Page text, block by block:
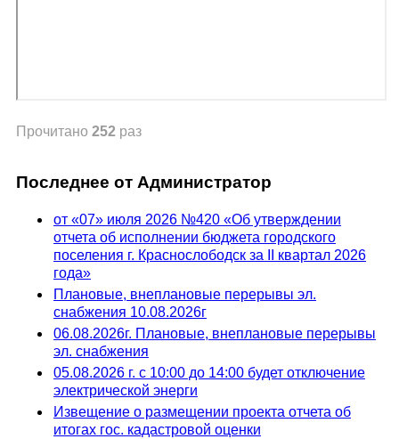
Прочитано 252 раз
Последнее от Администратор
от «07» июля 2026 №420 «Об утверждении
отчета об исполнении бюджета городского
поселения г. Краснослободск за II квартал 2026
года»
Плановые, внеплановые перерывы эл.
снабжения 10.08.2026г
06.08.2026г. Плановые, внеплановые перерывы
эл. снабжения
05.08.2026 г. с 10:00 до 14:00 будет отключение
электрической энерги
Извещение о размещении проекта отчета об
итогах гос. кадастровой оценки